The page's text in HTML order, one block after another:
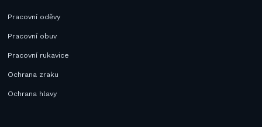
Pracovní oděvy
Pracovní obuv
Pracovní rukavice
Ochrana zraku
Ochrana hlavy